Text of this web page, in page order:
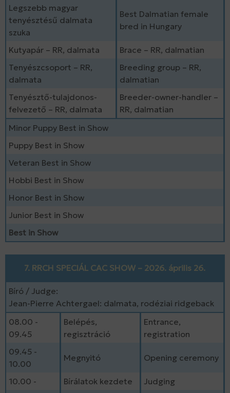
Legszebb magyar
tenyésztésű dalmata
szuka
Best Dalmatian female
bred in Hungary
Kutyapár – RR, dalmata
Brace – RR, dalmatian
Tenyészcsoport – RR,
dalmata
Breeding group – RR,
dalmatian
Tenyésztő-tulajdonos-
felvezető – RR, dalmata
Breeder-owner-handler –
RR, dalmatian
Minor Puppy Best in Show
Puppy Best in Show
Veteran Best in Show
Hobbi Best in Show
Honor Best in Show
Junior Best in Show
Best in Show
7. RRCH SPECIÁL CAC SHOW – 2026. április 26.
Bíró / Judge:
Jean-Pierre Achtergael: dalmata, rodéziai ridgeback
08.00 -
09.45
Belépés,
regisztráció
Entrance,
registration
09.45 -
10.00
Megnyitó Opening ceremony
10.00 - Bírálatok kezdete
Judging